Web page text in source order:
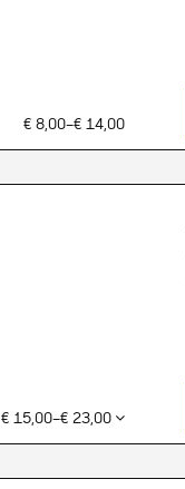
€ 8,00–€ 14,00
€ 15,00–€ 23,00